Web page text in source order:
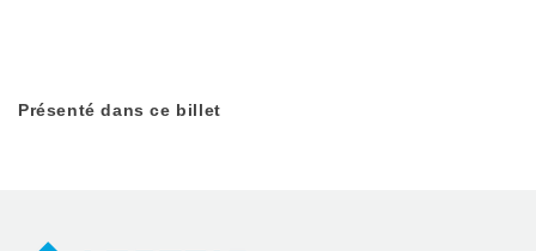
Présenté dans ce billet